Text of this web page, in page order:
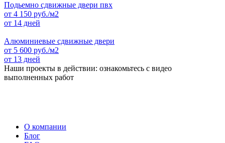
Подьемно сдвижные двери пвх
от 4 150 руб./м2
от 14 дней
Алюминиевые сдвижные двери
от 5 600 руб./м2
от 13 дней
Наши проекты в действии: ознакомьтесь с видео
выполненных работ
О компании
Блог